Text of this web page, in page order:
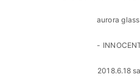
aurora
-
2018.6.18